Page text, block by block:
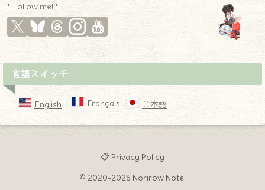
* Follow me! *
言語スイッチ
English Français 日本語
📋 Privacy Policy
© 2020-2026 Norirow Note.